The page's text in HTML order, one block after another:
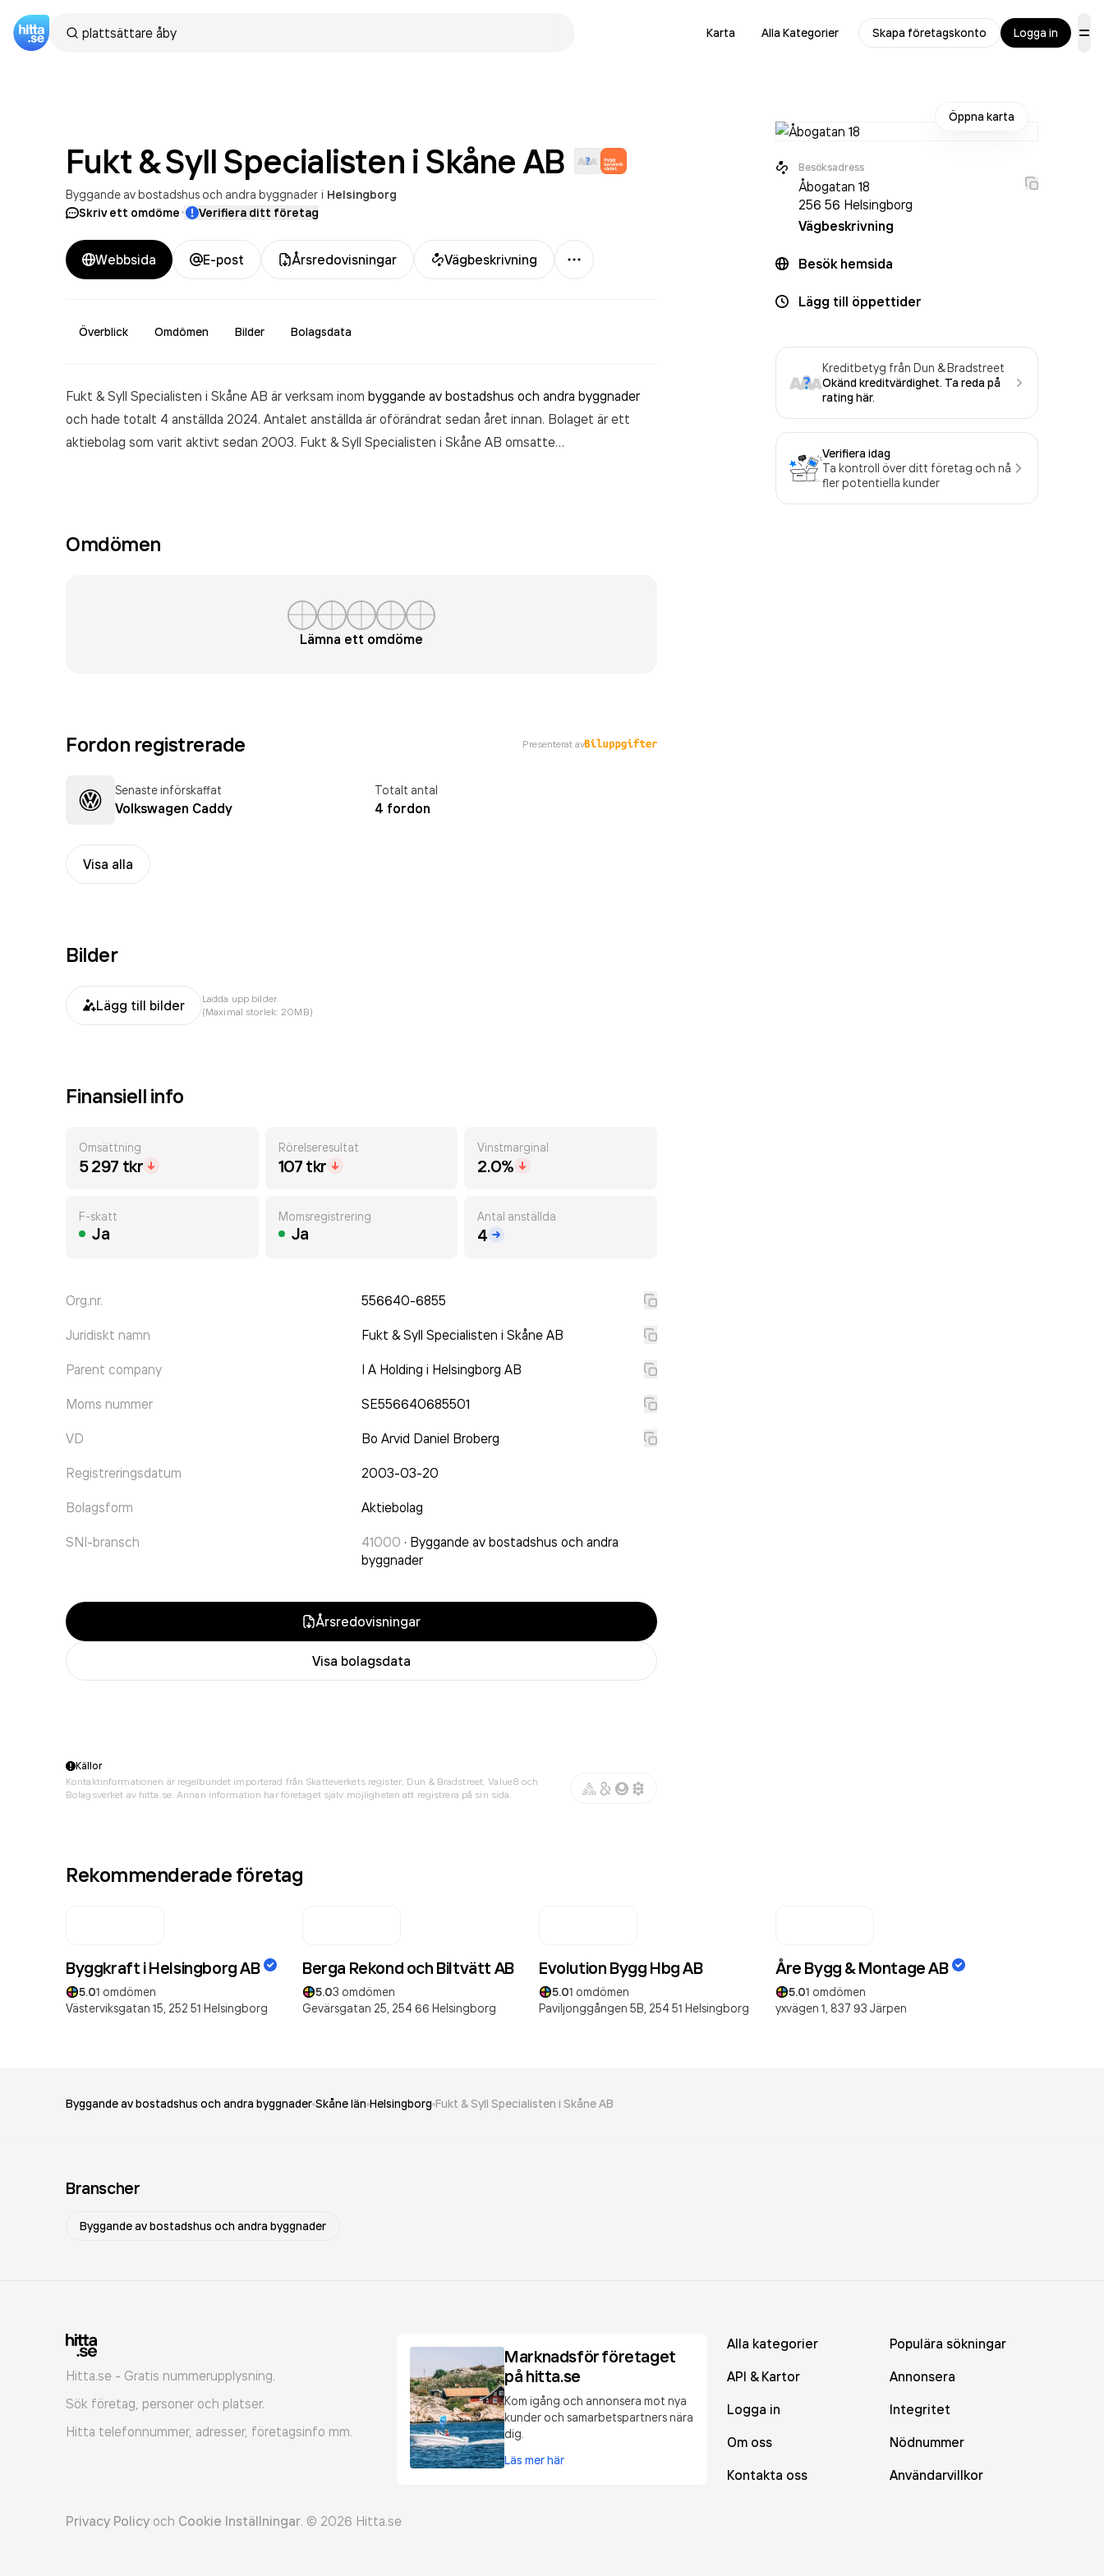
Karta Alla Kategorier Skapa företagskonto Logga in
Fukt & Syll Specialisten i Skåne AB
Byggande av bostadshus och andra byggnader i Helsingborg
Skriv ett omdöme· Verifiera ditt företag
Webbsida E-post Årsredovisningar Vägbeskrivning
Mer
Överblick Omdömen Bilder Bolagsdata
Fukt & Syll Specialisten i Skåne AB är verksam inom byggande av bostadshus och andra byggnader
och hade totalt 4 anställda 2024. Antalet anställda är oförändrat sedan året innan. Bolaget är ett
aktiebolag som varit aktivt sedan 2003. Fukt & Syll Specialisten i Skåne AB omsatte
Omdömen
Lämna ett omdöme
Fordon registrerade Presenterat av
Senaste införskaffat
Volkswagen Caddy
Totalt antal
4 fordon
Visa alla
Bilder
Lägg till bilder
Ladda upp bilder
(Maximal storlek: 20MB)
Finansiell info
Omsättning
5 297 tkr
Rörelseresultat
107 tkr
Vinstmarginal
2.0%
F-skatt
Ja
Momsregistrering
Ja
Antal anställda
4
Org.nr. 556640-6855
Juridiskt namn Fukt & Syll Specialisten i Skåne AB
Parent company I A Holding i Helsingborg AB
Moms nummer SE556640685501
VD Bo Arvid Daniel Broberg
Registreringsdatum 2003-03-20
Bolagsform Aktiebolag
SNI-bransch 41000 · Byggande av bostadshus och andra
byggnader
Årsredovisningar
Visa bolagsdata
Öppna karta
Besöksadress
Åbogatan 18
256 56 Helsingborg
Vägbeskrivning
Besök hemsida
Lägg till öppettider
Kreditbetyg från Dun & Bradstreet
Okänd kreditvärdighet. Ta reda på
rating här.
Verifiera idag
Ta kontroll över ditt företag och nå
fler potentiella kunder
Källor
Kontaktinformationen är regelbundet importerad från Skatteverkets register, Dun & Bradstreet, Value8 och
Bolagsverket av hitta.se. Annan information har företaget själv möjligheten att registrera på sin sida.
Rekommenderade företag
Byggkraft i Helsingborg AB
5.01 omdömen
Västerviksgatan 15, 252 51 Helsingborg
Berga Rekond och Biltvätt AB
5.03 omdömen
Gevärsgatan 25, 254 66 Helsingborg
Evolution Bygg Hbg AB
5.01 omdömen
Paviljonggången 5B, 254 51 Helsingborg
Åre Bygg & Montage AB
5.01 omdömen
yxvägen 1, 837 93 Järpen
Byggande av bostadshus och andra byggnader Skåne län Helsingborg Fukt & Syll Specialisten i Skåne AB
Branscher
Byggande av bostadshus och andra byggnader
Hitta.se - Gratis nummerupplysning.
Sök företag, personer och platser.
Hitta telefonnummer, adresser, företagsinfo mm.
Marknadsför företaget
på hitta.se
Kom igång och annonsera mot nya
kunder och samarbetspartners nära
dig.
Läs mer här
Alla kategorier
Populära sökningar
API & Kartor
Annonsera
Logga in
Integritet
Om oss
Nödnummer
Kontakta oss
Användarvillkor
Privacy Policy och Cookie Inställningar. © 2026 Hitta.se